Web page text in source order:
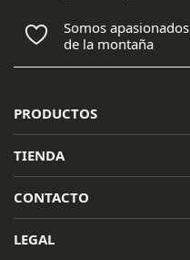
Somos apasionados
de la montaña
PRODUCTOS
TIENDA
CONTACTO
LEGAL